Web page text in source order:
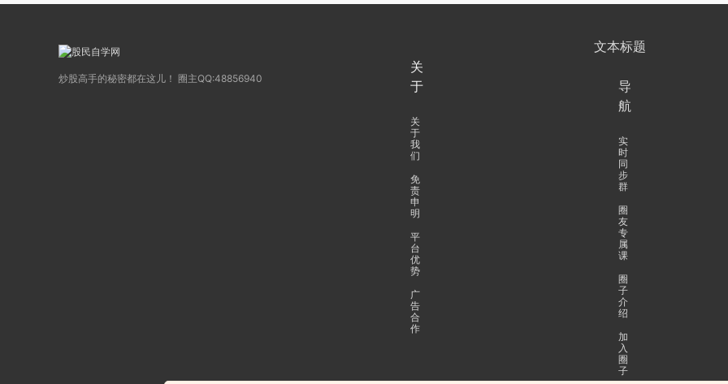
炒股高手的秘密都在这儿！ 圈主QQ:48856940
关
于
关
于
我
们
免
责
申
明
平
台
优
势
广
告
合
作
文本标题
导
航
实
时
同
步
群
圈
友
专
属
课
圈
子
介
绍
加
入
圈
子